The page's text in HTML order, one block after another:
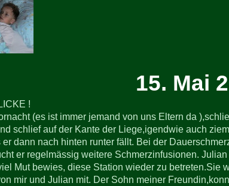
15. Mai
!
(es ist immer jemand von uns Eltern da
schlief auf der Kante der Liege,igendwie auch
dann nach hinten runter fällt. Bei der
er regelmässig weitere Schmerzinfusionen.
Mut bewies, diese Station wieder zu betreten.Sie
mir und Julian mit. Der Sohn meiner